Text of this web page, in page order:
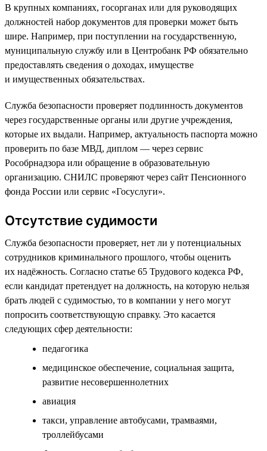
В крупных компаниях, госорганах или для руководящих
должностей набор документов для проверки может быть
шире. Например, при поступлении на государственную,
муниципальную службу или в Центробанк РФ обязательно
предоставлять сведения о доходах, имуществе
и имущественных обязательствах.
Служба безопасности проверяет подлинность документов
через государственные органы или другие учреждения,
которые их выдали. Например, актуальность паспорта можно
проверить по базе МВД, диплом — через сервис
Рособрнадзора или обращение в образовательную
организацию. СНИЛС проверяют через сайт Пенсионного
фонда России или сервис «Госуслуги».
Отсутствие судимости
Служба безопасности проверяет, нет ли у потенциальных
сотрудников криминального прошлого, чтобы оценить
их надёжность. Согласно статье 65 Трудового кодекса РФ,
если кандидат претендует на должность, на которую нельзя
брать людей с судимостью, то в компании у него могут
попросить соответствующую справку. Это касается
следующих сфер деятельности:
педагогика
медицинское обеспечение, социальная защита,
развитие несовершеннолетних
авиация
такси, управление автобусами, трамваями,
троллейбусами